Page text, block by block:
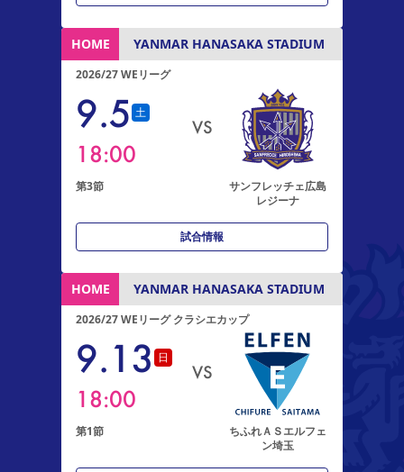
HOME YANMAR HANASAKA STADIUM
2026/27 WEリーグ
9.5 土
18:00
VS
第3節
サンフレッチェ広島
レジーナ
試合情報
HOME YANMAR HANASAKA STADIUM
2026/27 WEリーグ クラシエカップ
9.13 日
18:00
VS
第1節
ちふれＡＳエルフェ
ン埼玉